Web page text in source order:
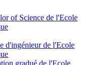
of Science de l'Ecole
d'ingénieur de l'Ecole
gradué de l'Ecole